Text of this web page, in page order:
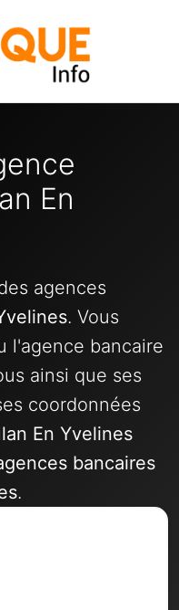
En
agences
. Vous
l'agence bancaire
ainsi que ses
coordonnées
En Yvelines
bancaires
.